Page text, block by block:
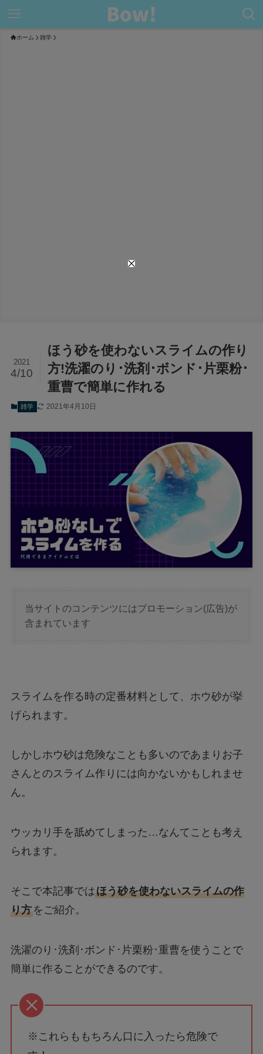
ホーム 雑学
ほう砂を使わないスライムの作り
方!洗濯のり･洗剤･ボンド･片栗粉･
重曹で簡単に作れる
2021
4/10
雑学 2021年4月10日
当サイトのコンテンツにはプロモーション(広告)が
含まれています
スライムを作る時の定番材料として、ホウ砂が挙
げられます。
しかしホウ砂は危険なことも多いのであまりお子
さんとのスライム作りには向かないかもしれませ
ん。
ウッカリ手を舐めてしまった…なんてことも考え
られます。
そこで本記事ではほう砂を使わないスライムの作
り方をご紹介。
洗濯のり･洗剤･ボンド･片栗粉･重曹を使うことで
簡単に作ることができるのです。
※これらももちろん口に入ったら危険で